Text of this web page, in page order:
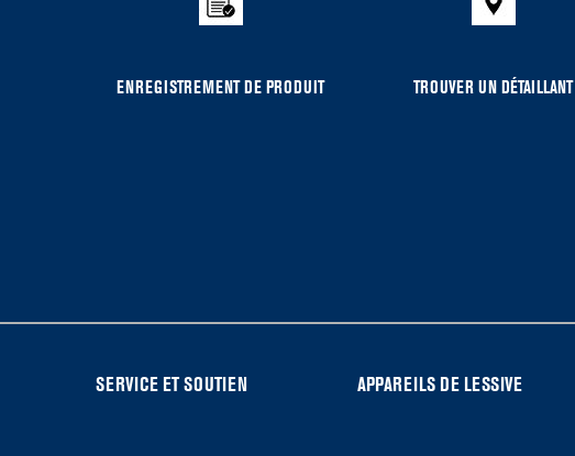
ENREGISTREMENT DE PRODUIT TROUVER UN DÉTAILLANT
FOOTER
SERVICE ET SOUTIEN APPAREILS DE LESSIVE